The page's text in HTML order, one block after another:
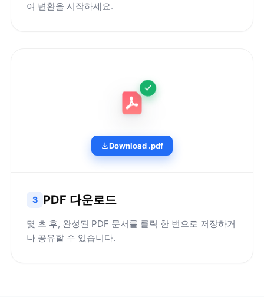
여 변환을 시작하세요.
Download .pdf
3 PDF 다운로드
몇 초 후, 완성된 PDF 문서를 클릭 한 번으로 저장하거
나 공유할 수 있습니다.